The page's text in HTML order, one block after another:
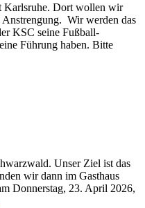
Karlsruhe. Dort wollen wir
Anstrengung. Wir werden das
KSC seine Fußball-
Führung haben. Bitte
Unser Ziel ist das
wir dann im Gasthaus
Donnerstag, 23. April 2026,